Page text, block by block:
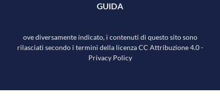
GUIDA
ove diversamente indicato, i contenuti di questo sito sono
rilasciati secondo i termini della licenza CC Attribuzione 4.0-
Privacy Policy